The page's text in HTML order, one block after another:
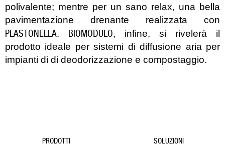
polivalente; mentre per un sano relax, una bella
pavimentazione drenante realizzata con
PLASTONELLA. BIOMODULO, infine, si rivelerà il
prodotto ideale per sistemi di diffusione aria per
impianti di di deodorizzazione e compostaggio.
PRODOTTI SOLUZIONI